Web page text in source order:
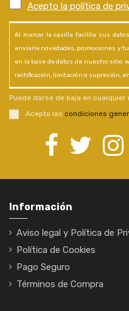
Acepto la política de
Al marcar la casilla facilita sus
enviarle novedades, promociones y
en la base de datos de nuestro sitio
rectificación, limitación o supresión,
Puede darse de baja en cualquier
Acepto las condiciones
Información
Aviso legal y Política de
Política de Cookies
Pago Seguro
Términos de Compra